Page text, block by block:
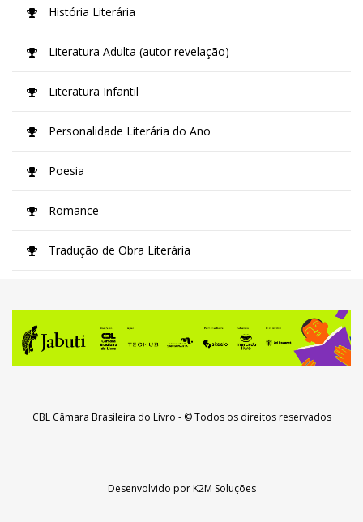
História Literária
Literatura Adulta (autor revelação)
Literatura Infantil
Personalidade Literária do Ano
Poesia
Romance
Tradução de Obra Literária
CBL Câmara Brasileira do Livro - © Todos os direitos reservados
Desenvolvido porK2M Soluções